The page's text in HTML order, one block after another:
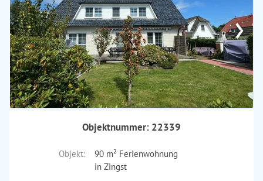
›
Objektnummer: 22339
Objekt:
90 m² Ferienwohnung
in Zingst